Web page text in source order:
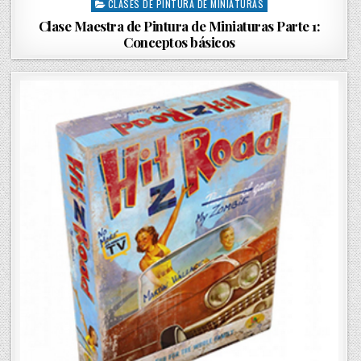
P
e
n
CLASES DE PINTURA DE MINIATURAS
Clase Maestra de Pintura de Miniaturas Parte 1:
Conceptos básicos